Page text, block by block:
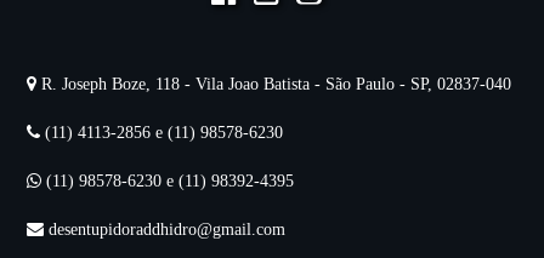
R. Joseph Boze, 118 - Vila Joao Batista - São Paulo - SP, 02837-040
(11) 4113-2856 e (11) 98578-6230
(11) 98578-6230 e (11) 98392-4395
desentupidoraddhidro@gmail.com